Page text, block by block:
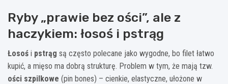
Ryby „prawie bez ości”, ale z
haczykiem: łosoś i pstrąg
Łosoś i pstrąg są często polecane jako wygodne, bo filet łatwo
kupić, a mięso ma dobrą strukturę. Problem w tym, że mają tzw.
ości szpilkowe (pin bones) – cienkie, elastyczne, ułożone w